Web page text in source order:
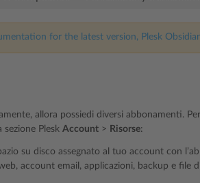
for the latest version, Plesk
allora possiedi diversi abbonamenti.
Plesk Account > Risorse:
su disco assegnato al tuo account con
account email, applicazioni, backup e file